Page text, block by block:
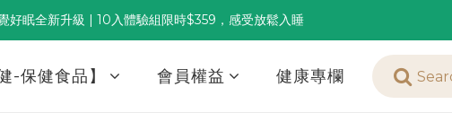
事長推薦保養組合｜體驗價 $1,800 起，最高享 6 折
好眠全新升級 | 10入體驗組限時$359，感受放鬆入睡
-保健食品】 會員權益 健康專欄